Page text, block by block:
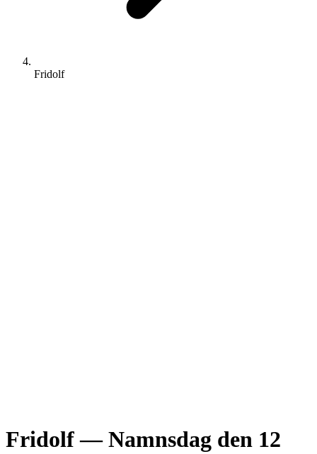
Fridolf
Fridolf— Namnsdag den 12